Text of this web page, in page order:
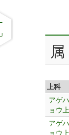
上科
アゲ
ョウ
アゲ
ョウ